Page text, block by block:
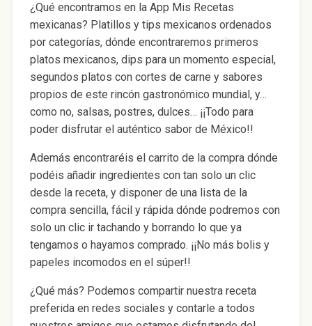
¿Qué encontramos en la App Mis Recetas
mexicanas? Platillos y tips mexicanos ordenados
por categorías, dónde encontraremos primeros
platos mexicanos, dips para un momento especial,
segundos platos con cortes de carne y sabores
propios de este rincón gastronómico mundial, y…
como no, salsas, postres, dulces… ¡¡Todo para
poder disfrutar el auténtico sabor de México!!
Además encontraréis el carrito de la compra dónde
podéis añadir ingredientes con tan solo un clic
desde la receta, y disponer de una lista de la
compra sencilla, fácil y rápida dónde podremos con
solo un clic ir tachando y borrando lo que ya
tengamos o hayamos comprado. ¡¡No más bolis y
papeles incomodos en el súper!!
¿Qué más? Podemos compartir nuestra receta
preferida en redes sociales y contarle a todos